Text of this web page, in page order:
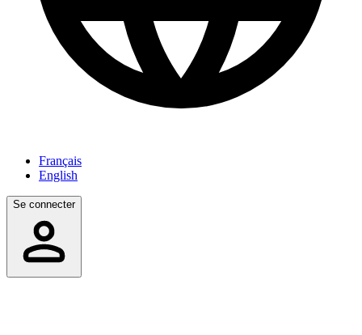
Français
English
Se connecter